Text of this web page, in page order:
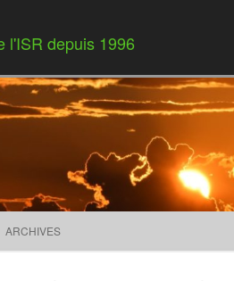
l'ISR depuis 1996
Skip to
ARCHIVES